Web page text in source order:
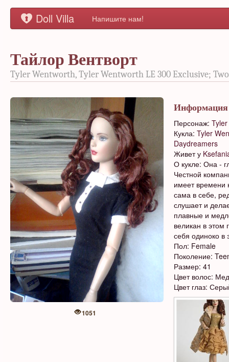
Doll Villa Напишите нам!
Тайлор Вентворт
Tyler Wentworth, Tyler Wentworth LE 300 Exclusive;
1051
Информация
Персонаж:
Кукла: Tyler
Daydreamers
Живет у
О кукле: Она -
Честной
имеет
сама в себе,
слушает и
плавные и
великан в этом
себя одиноко в
Пол: Female
Поколение:
Размер: 41
Цвет волос:
Цвет глаз: